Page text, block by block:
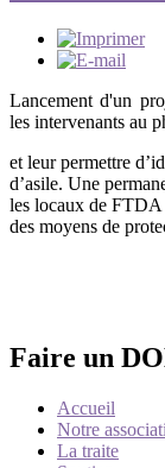
Lancement d'un
les intervenants au
et leur permettre
d’asile. Une
les locaux de FTDA
des moyens de
Faire un
Accueil
Notre
La traite